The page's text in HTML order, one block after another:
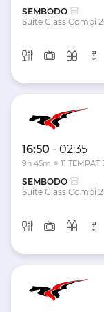
SEMBODO
Suite Class Combi
16:50 - 02:35
9h 45m 11
SEMBODO
Suite Class Combi